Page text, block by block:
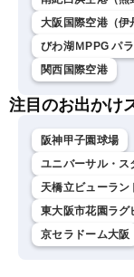
大阪国際空港（伊
びわ湖ＭPPG パ
関西国際空港
注目のお出かけ
阪神甲子園球場
ユニバーサル・ス
天橋立ビューラン
東大阪市花園ラグ
京セラドーム大阪